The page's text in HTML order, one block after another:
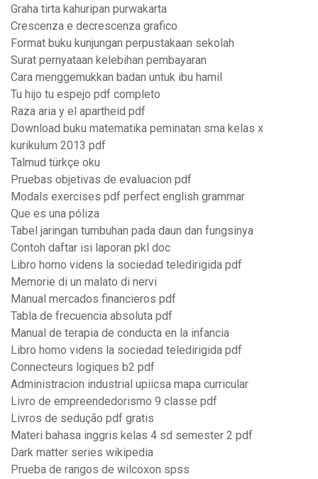
Graha tirta kahuripan purwakarta
Crescenza e decrescenza grafico
Format buku kunjungan perpustakaan sekolah
Surat pernyataan kelebihan pembayaran
Cara menggemukkan badan untuk ibu hamil
Tu hijo tu espejo pdf completo
Raza aria y el apartheid pdf
Download buku matematika peminatan sma kelas x
kurikulum 2013 pdf
Talmud türkçe oku
Pruebas objetivas de evaluacion pdf
Modals exercises pdf perfect english grammar
Que es una póliza
Tabel jaringan tumbuhan pada daun dan fungsinya
Contoh daftar isi laporan pkl doc
Libro homo videns la sociedad teledirigida pdf
Memorie di un malato di nervi
Manual mercados financieros pdf
Tabla de frecuencia absoluta pdf
Manual de terapia de conducta en la infancia
Libro homo videns la sociedad teledirigida pdf
Connecteurs logiques b2 pdf
Administracion industrial upiicsa mapa curricular
Livro de empreendedorismo 9 classe pdf
Livros de sedução pdf gratis
Materi bahasa inggris kelas 4 sd semester 2 pdf
Dark matter series wikipedia
Prueba de rangos de wilcoxon spss